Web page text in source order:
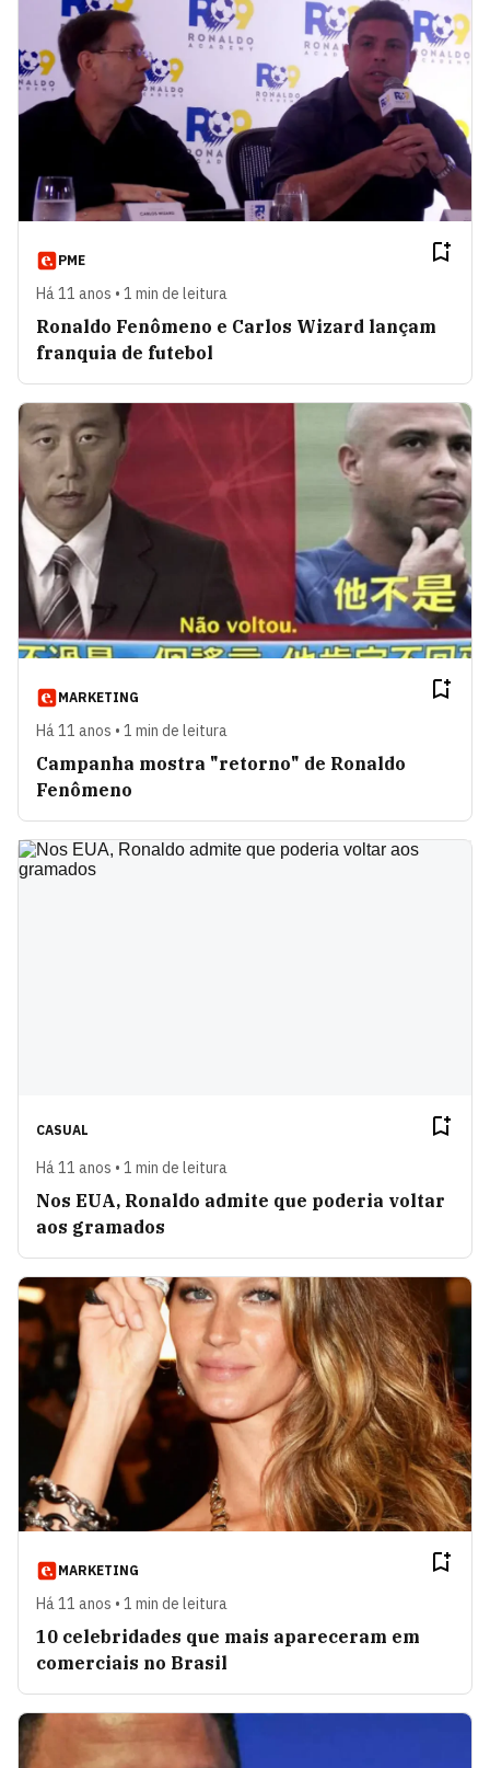
PME
Há 11 anos • 1 min de leitura
Ronaldo Fenômeno e Carlos Wizard lançam
franquia de futebol
MARKETING
Há 11 anos • 1 min de leitura
Campanha mostra "retorno" de Ronaldo
Fenômeno
CASUAL
Há 11 anos • 1 min de leitura
Nos EUA, Ronaldo admite que poderia voltar
aos gramados
MARKETING
Há 11 anos • 1 min de leitura
10 celebridades que mais apareceram em
comerciais no Brasil